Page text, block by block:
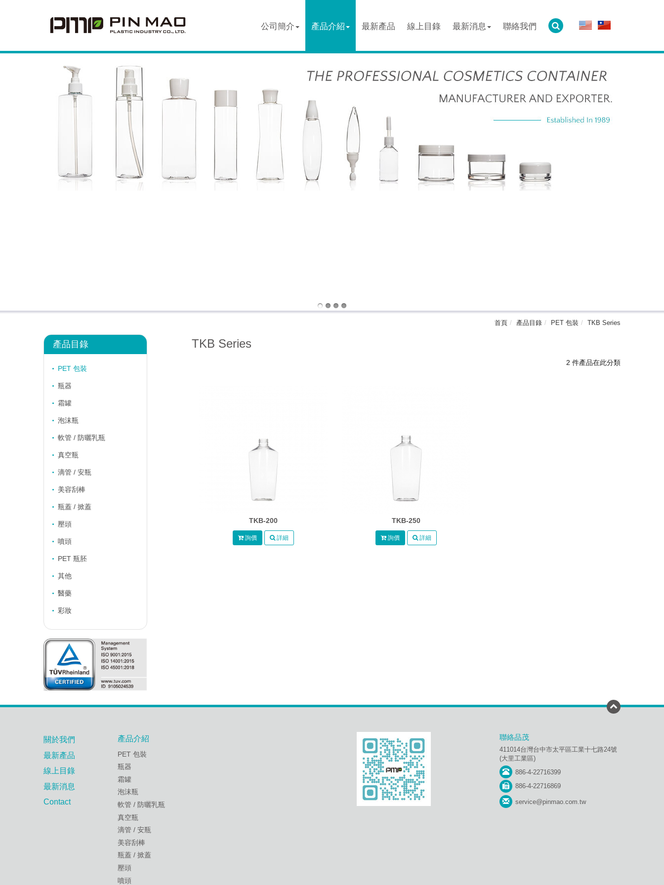
公司簡介 產品介紹 最新產品 線上目錄 最新消息 聯絡我們
首頁 產品目錄 PET 包裝 TKB Series
TKB Series
2 件產品在此分類
TKB-200
詢價 詳細
TKB-250
詢價 詳細
產品目錄
PET 包裝
瓶器
霜罐
泡沫瓶
軟管 / 防曬乳瓶
真空瓶
滴管 / 安瓶
美容刮棒
瓶蓋 / 掀蓋
壓頭
噴頭
PET 瓶胚
其他
醫藥
彩妝
關於我們
最新產品
線上目錄
最新消息
Contact
產品介紹
PET 包裝
瓶器
霜罐
泡沫瓶
軟管 / 防曬乳瓶
真空瓶
滴管 / 安瓶
美容刮棒
瓶蓋 / 掀蓋
壓頭
噴頭
聯絡品茂
411014台灣台中市太平區工業十七路24號
(大里工業區)
886-4-22716399
886-4-22716869
service@pinmao.com.tw